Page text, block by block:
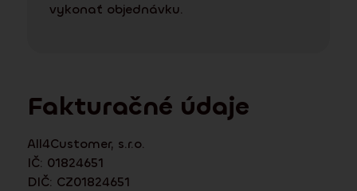
vykonať objednávku.
Fakturačné údaje
All4Customer, s.r.o.
IČ: 01824651
DIČ: CZ01824651